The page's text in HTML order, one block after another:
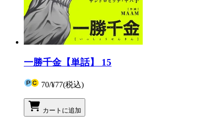
一勝千金【単話】 15
70/¥77(税込)
カートに追加